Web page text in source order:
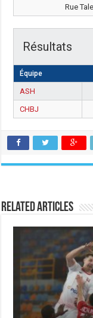
Rue
Résultats
Équipe
ASH
CHBJ
Related Articles